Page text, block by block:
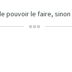
le faire,